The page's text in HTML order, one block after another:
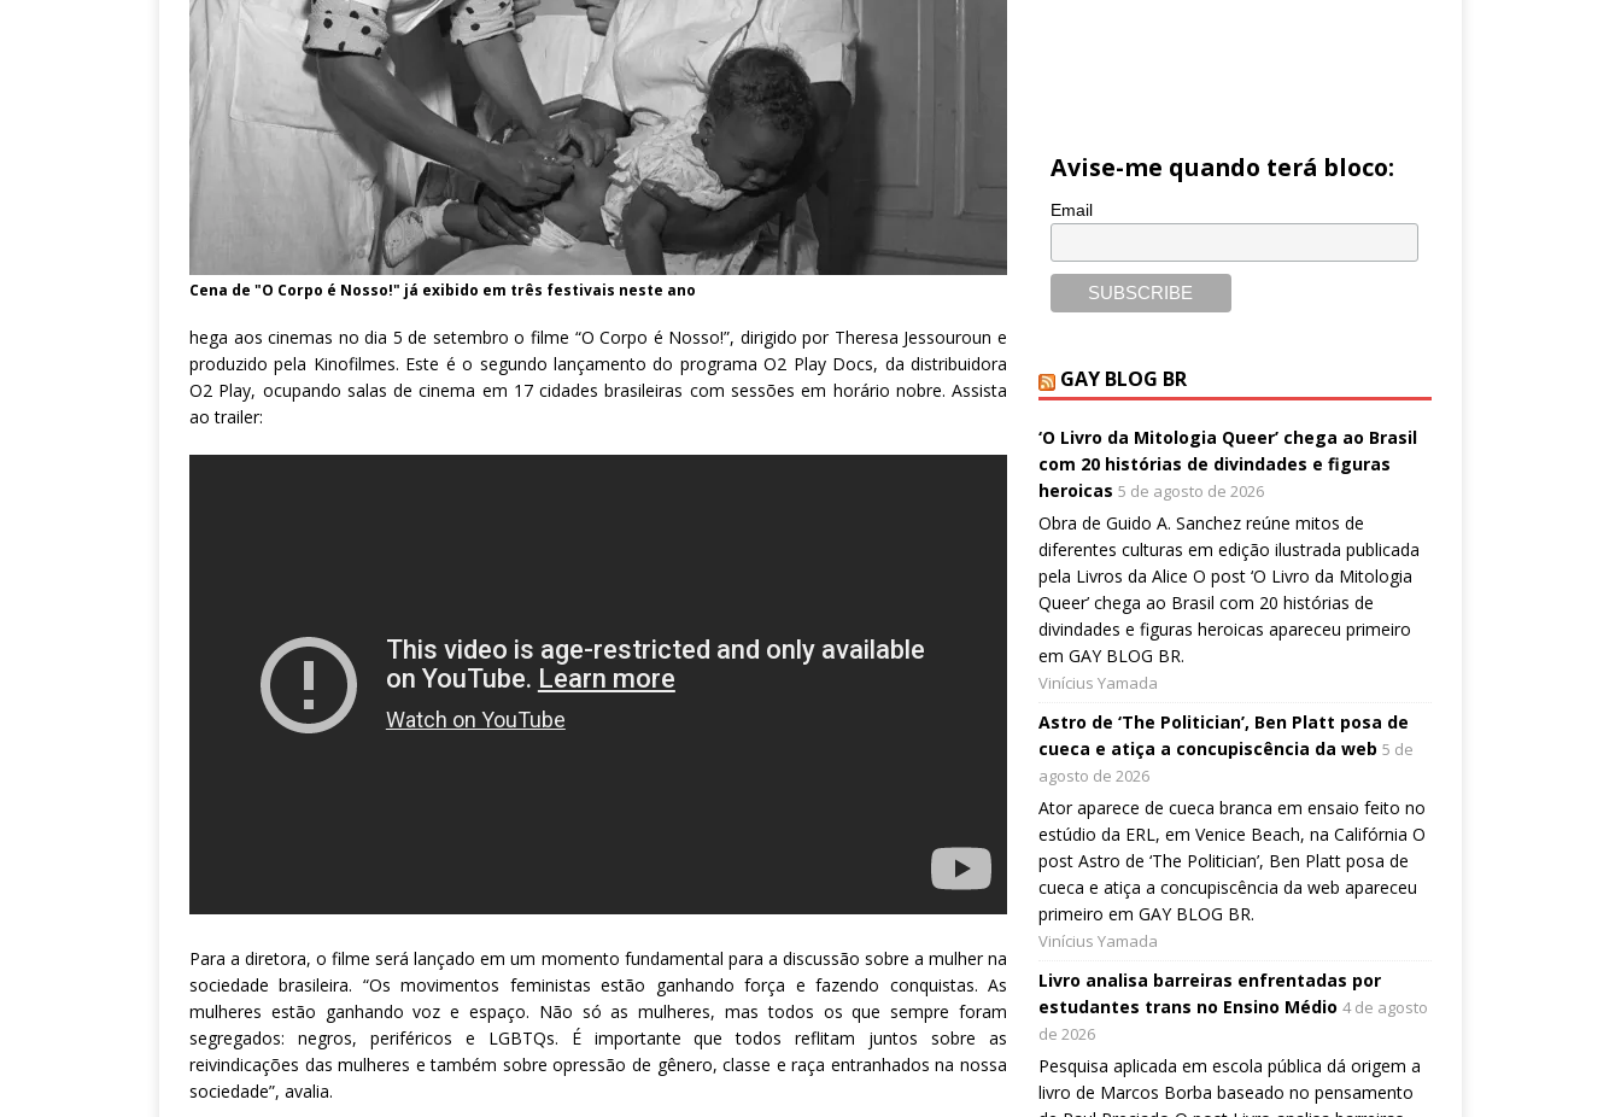
Cena de "O Corpo é Nosso!" já exibido em três festivais neste ano
hega aos cinemas no dia 5 de setembro o filme “O Corpo é Nosso!”, dirigido por Theresa Jessouroun e
produzido pela Kinofilmes. Este é o segundo lançamento do programa O2 Play Docs, da distribuidora
O2 Play, ocupando salas de cinema em 17 cidades brasileiras com sessões em horário nobre. Assista
ao trailer:
Para a diretora, o filme será lançado em um momento fundamental para a discussão sobre a mulher na
sociedade brasileira. “Os movimentos feministas estão ganhando força e fazendo conquistas. As
mulheres estão ganhando voz e espaço. Não só as mulheres, mas todos os que sempre foram
segregados: negros, periféricos e LGBTQs. É importante que todos reflitam juntos sobre as
reivindicações das mulheres e também sobre opressão de gênero, classe e raça entranhados na nossa
sociedade”, avalia.
Avise-me quando terá bloco:
Email
GAY BLOG BR
‘O Livro da Mitologia Queer’ chega ao Brasil
com 20 histórias de divindades e figuras
heroicas 5 de agosto de 2026
Obra de Guido A. Sanchez reúne mitos de
diferentes culturas em edição ilustrada publicada
pela Livros da Alice O post ‘O Livro da Mitologia
Queer’ chega ao Brasil com 20 histórias de
divindades e figuras heroicas apareceu primeiro
em GAY BLOG BR.
Vinícius Yamada
Astro de ‘The Politician’, Ben Platt posa de
cueca e atiça a concupiscência da web 5 de
agosto de 2026
Ator aparece de cueca branca em ensaio feito no
estúdio da ERL, em Venice Beach, na Califórnia O
post Astro de ‘The Politician’, Ben Platt posa de
cueca e atiça a concupiscência da web apareceu
primeiro em GAY BLOG BR.
Vinícius Yamada
Livro analisa barreiras enfrentadas por
estudantes trans no Ensino Médio 4 de agosto
de 2026
Pesquisa aplicada em escola pública dá origem a
livro de Marcos Borba baseado no pensamento